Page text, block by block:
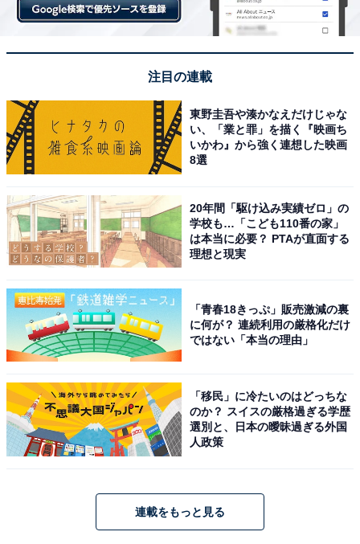
注目の連載
東野圭吾や湊かなえだけじゃな
い、「業と罪」を描く『映画ち
いかわ』から強く連想した映画
8選
20年間「駆け込み実績ゼロ」の
学校も…「こども110番の家」
は本当に必要？ PTAが直面する
理想と現実
「青春18きっぷ」販売激減の裏
に何が？ 連続利用の厳格化だけ
ではない「本当の理由」
「移民」に冷たいのはどっちな
のか？ スイスの厳格過ぎる学歴
選別と、日本の曖昧過ぎる外国
人政策
連載をもっと見る